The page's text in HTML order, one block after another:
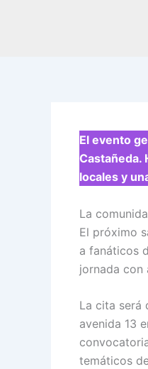
El evento
Castañeda.
locales y
La
El próximo
a fanáticos
jornada con
La cita será
avenida 13
temáticos